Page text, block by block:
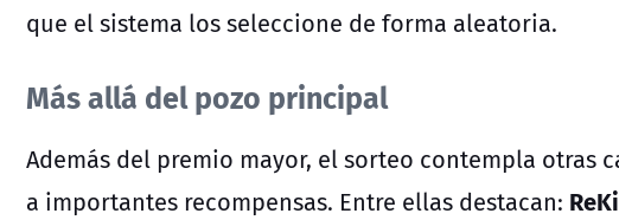
que el sistema los seleccione de forma aleatoria.
Más allá del pozo principal
Además del premio mayor, el sorteo contempla otras
a importantes recompensas. Entre ellas destacan: